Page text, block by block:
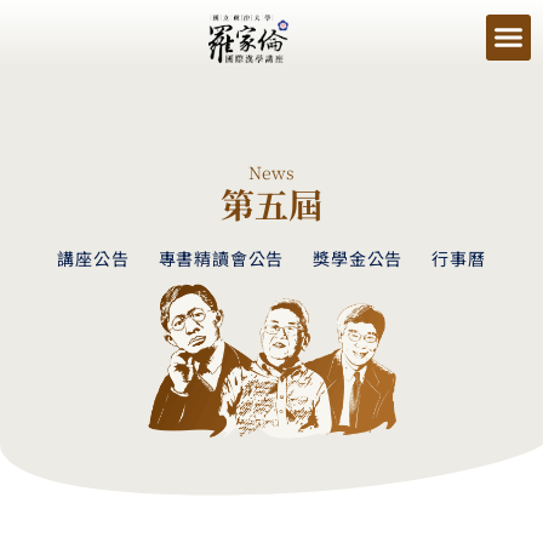
News
第五屆
講座公告 專書精讀會公告 獎學金公告 行事曆